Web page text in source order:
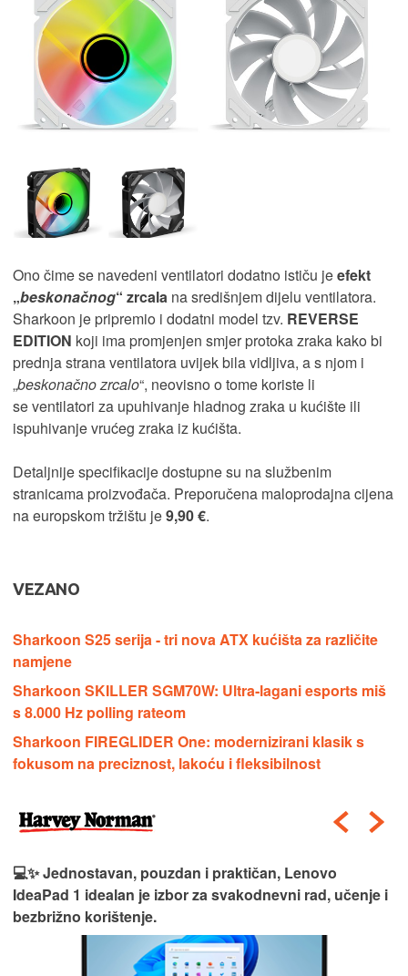
Ono čime se navedeni ventilatori dodatno ističu jeefekt
„beskonačnog“ zrcala na središnjem dijelu ventilatora.
Sharkoon je pripremio i dodatni model tzv. REVERSE
EDITION koji ima promjenjen smjer protoka zraka kako bi
prednja strana ventilatora uvijek bila vidljiva, a s njom i
„beskonačno zrcalo“, neovisno o tome koriste li
se ventilatori za upuhivanje hladnog zraka u kućište ili
ispuhivanje vrućeg zraka iz kućišta.
Detaljnije specifikacije dostupne su na službenim
stranicama proizvođača. Preporučena maloprodajna cijena
na europskom tržištu je9,90€.
VEZANO
Sharkoon S25 serija - tri nova ATX kućišta za različite
namjene
Sharkoon SKILLER SGM70W: Ultra‑lagani esports miš
s 8.000 Hz polling rateom
Sharkoon FIREGLIDER One: modernizirani klasik s
fokusom na preciznost, lakoću i fleksibilnost
💻✨ Jednostavan, pouzdan i praktičan, Lenovo
IdeaPad 1 idealan je izbor za svakodnevni rad, učenje i
bezbrižno korištenje.